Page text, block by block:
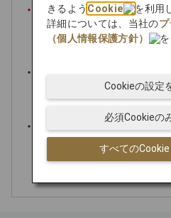
渡航書類の不備により、
り、搭乗をお断りする
意ください。
とづき弊社で特別な対応
ります。
コードシェア便を含む
航航空会社が独自の搭乗
がございます。詳細は、
きるようCookie
を利用
詳細については、当社の
（個人情報保護方針）
すべての
必須Cookieの
Cookieの設定